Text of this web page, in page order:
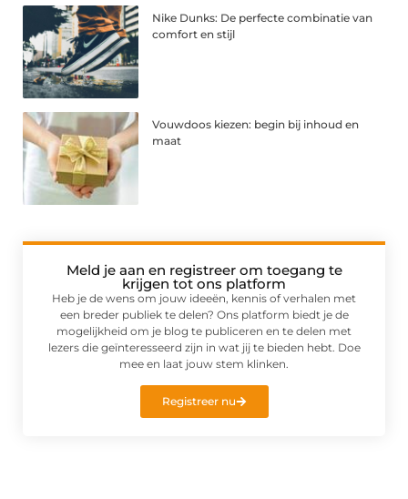
Nike Dunks: De perfecte combinatie van
comfort en stijl
Vouwdoos kiezen: begin bij inhoud en
maat
Meld je aan en registreer om toegang te
krijgen tot ons platform
Heb je de wens om jouw ideeën, kennis of verhalen met
een breder publiek te delen? Ons platform biedt je de
mogelijkheid om je blog te publiceren en te delen met
lezers die geïnteresseerd zijn in wat jij te bieden hebt. Doe
mee en laat jouw stem klinken.
Registreer nu